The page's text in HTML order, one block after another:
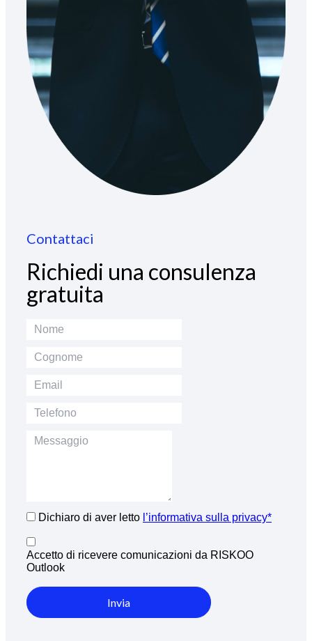
Contattaci
Richiedi una consulenza
gratuita
Dichiaro di aver letto l’informativa sulla privacy*
Accetto di ricevere comunicazioni da RISKOO
Outlook
Invia